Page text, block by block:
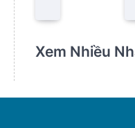
Xem Nhiều